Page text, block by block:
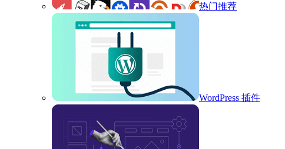
热门推荐
WordPress 插件